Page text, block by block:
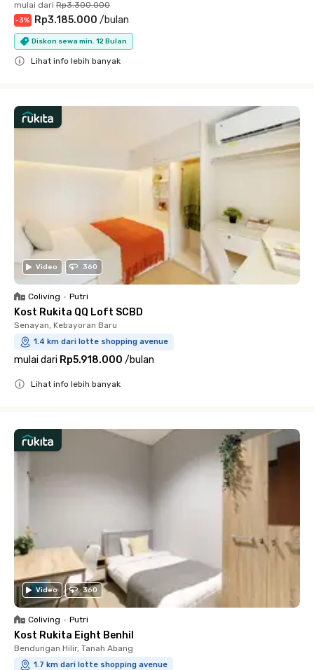
mulai dari Rp3.300.000
-3% Rp3.185.000 /bulan
Diskon sewa min. 12 Bulan
Lihat info lebih banyak
Video 360
Coliving • Putri
Kost Rukita QQ Loft SCBD
Senayan, Kebayoran Baru
1.4 km dari lotte shopping avenue
mulai dari Rp5.918.000 /bulan
Lihat info lebih banyak
Video 360
Coliving • Putri
Kost Rukita Eight Benhil
Bendungan Hilir, Tanah Abang
1.7 km dari lotte shopping avenue